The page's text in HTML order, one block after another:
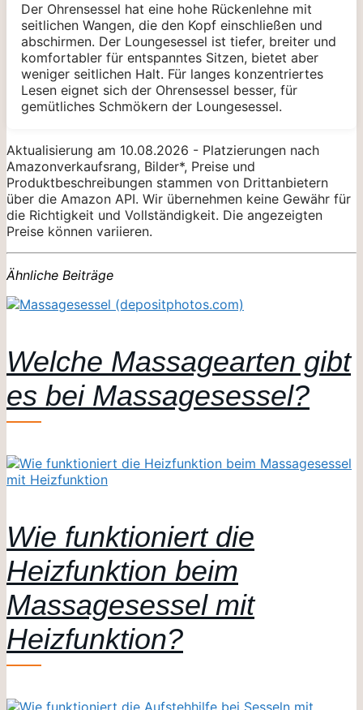
Der Ohrensessel hat eine hohe Rückenlehne mit
seitlichen Wangen, die den Kopf einschließen und
abschirmen. Der Loungesessel ist tiefer, breiter und
komfortabler für entspanntes Sitzen, bietet aber
weniger seitlichen Halt. Für langes konzentriertes
Lesen eignet sich der Ohrensessel besser, für
gemütliches Schmökern der Loungesessel.
Aktualisierung am 10.08.2026 - Platzierungen nach
Amazonverkaufsrang, Bilder*, Preise und
Produktbeschreibungen stammen von Drittanbietern
über die Amazon API. Wir übernehmen keine Gewähr für
die Richtigkeit und Vollständigkeit. Die angezeigten
Preise können variieren.
Ähnliche Beiträge
Welche Massagearten gibt
es bei Massagesessel?
Wie funktioniert die
Heizfunktion beim
Massagesessel mit
Heizfunktion?